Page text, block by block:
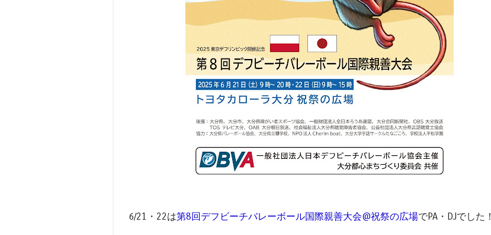
6/21・22は第8回デフビーチバレーボール国際親善大会@祝祭の広場でPA・DJでした！